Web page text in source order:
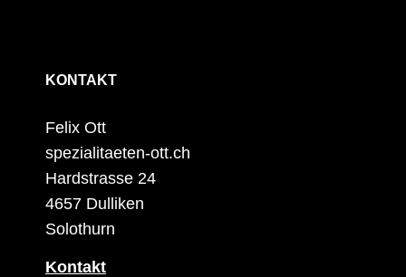
KONTAKT
Felix Ott
spezialitaeten-ott.ch
Hardstrasse 24
4657 Dulliken
Solothurn
Kontakt